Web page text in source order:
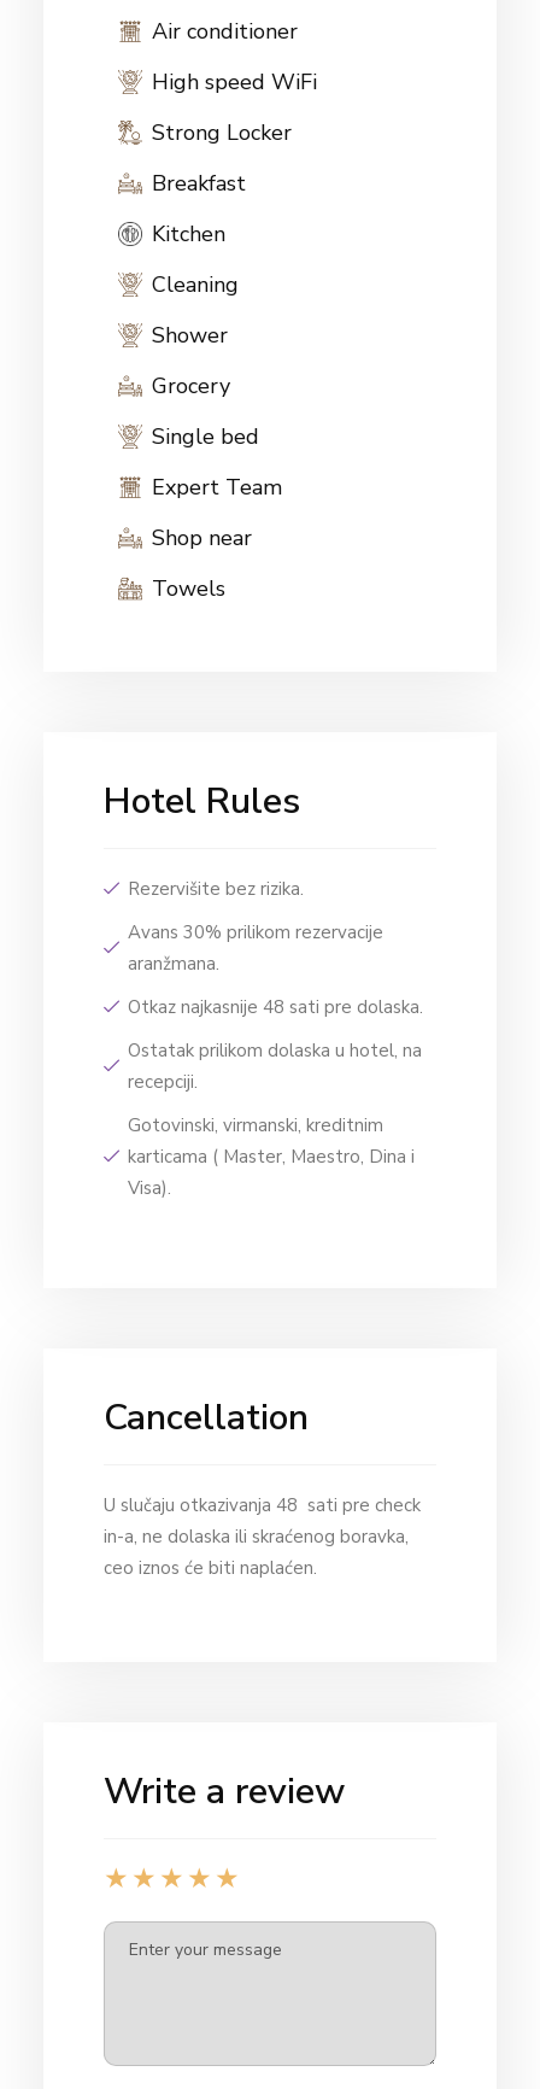
Air conditioner
High speed WiFi
Strong Locker
Breakfast
Kitchen
Cleaning
Shower
Grocery
Single bed
Expert Team
Shop near
Towels
Hotel Rules
Rezervišite bez rizika.
Avans 30% prilikom rezervacije
aranžmana.
Otkaz najkasnije 48 sati pre dolaska.
Ostatak prilikom dolaska u hotel, na
recepciji.
Gotovinski, virmanski, kreditnim
karticama ( Master, Maestro, Dina i
Visa).
Cancellation
U slučaju otkazivanja 48 sati pre check
in-a, ne dolaska ili skraćenog boravka,
ceo iznos će biti naplaćen.
Write a review